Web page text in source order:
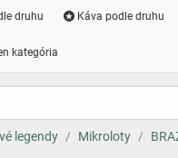
druhu Káva podle druhu
kategória
legendy Mikroloty